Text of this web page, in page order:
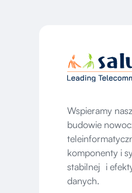
Wspieramy
budowie
komponenty i
stabilnej i
danych.